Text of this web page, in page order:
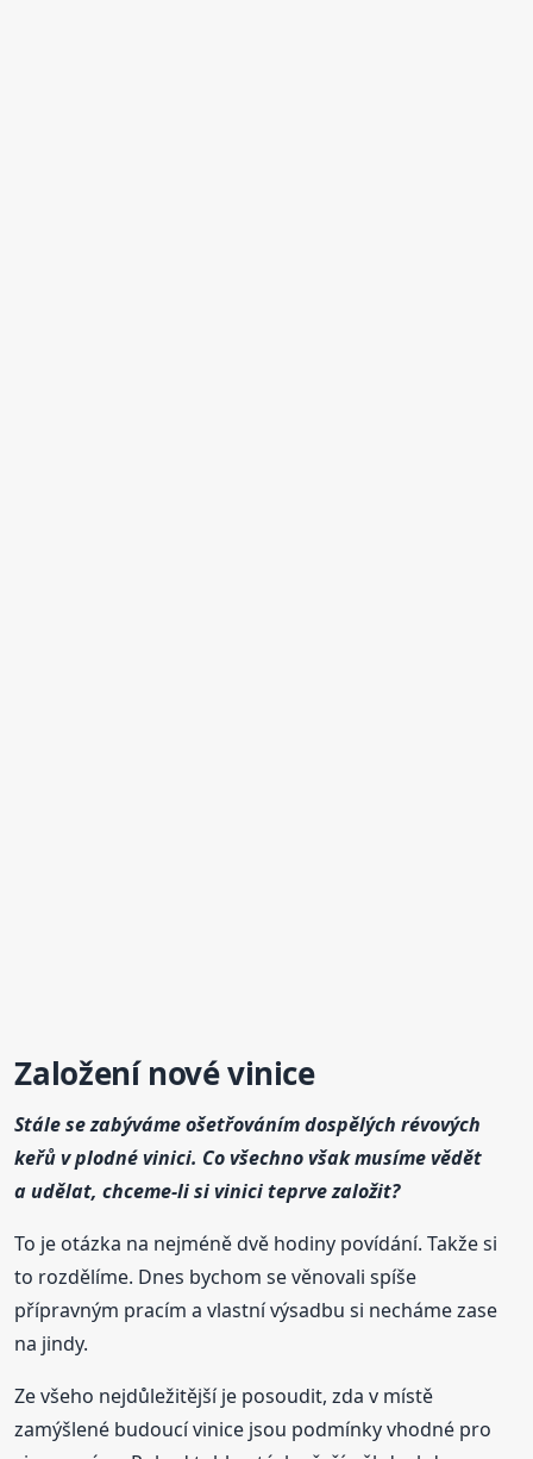
Založení nové vinice
Stále se zabýváme ošetřováním dospělých révových
keřů v plodné vinici. Co všechno však musíme vědět
a udělat, chceme-li si vinici teprve založit?
To je otázka na nejméně dvě hodiny povídání. Takže si
to rozdělíme. Dnes bychom se věnovali spíše
přípravným pracím a vlastní výsadbu si necháme zase
na jindy.
Ze všeho nejdůležitější je posoudit, zda v místě
zamýšlené budoucí vinice jsou podmínky vhodné pro